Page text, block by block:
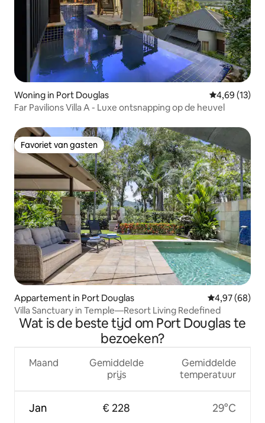
Woning in Port Douglas Gemiddelde
4,69 (13)
Far Pavilions Villa A - Luxe ontsnapping op de heuvel
Favoriet van gasten
Favoriet van gasten
Appartement in Port Douglas Gemiddelde
4,97 (68)
Villa Sanctuary in Temple—Resort Living Redefined
Wat is de beste tijd om Port Douglas te
bezoeken?
Maand
Jan
Gemiddelde
prijs
€ 228
Gemiddelde
temperatuur
29°C